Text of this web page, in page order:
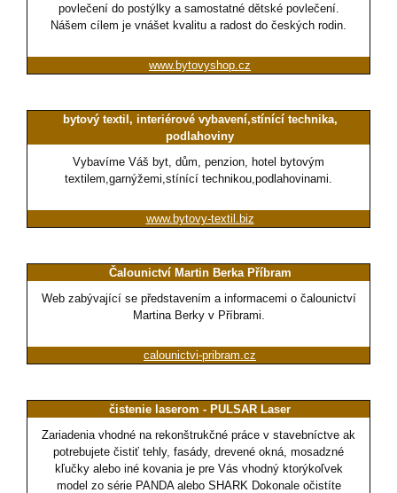
povlečení do postýlky a samostatné dětské povlečení.
Nášem cílem je vnášet kvalitu a radost do českých rodin.
www.bytovyshop.cz
bytový textil, interiérové vybavení,stínící technika,
podlahoviny
Vybavíme Váš byt, dům, penzion, hotel bytovým
textilem,garnýžemi,stínící technikou,podlahovinami.
www.bytovy-textil.biz
Čalounictví Martin Berka Příbram
Web zabývající se představením a informacemi o čalounictví
Martina Berky v Příbrami.
calounictvi-pribram.cz
čistenie laserom - PULSAR Laser
Zariadenia vhodné na rekonštrukčné práce v stavebníctve ak
potrebujete čistiť tehly, fasády, drevené okná, mosadzné
kľučky alebo iné kovania je pre Vás vhodný ktorýkoľvek
model zo série PANDA alebo SHARK Dokonale očistíte